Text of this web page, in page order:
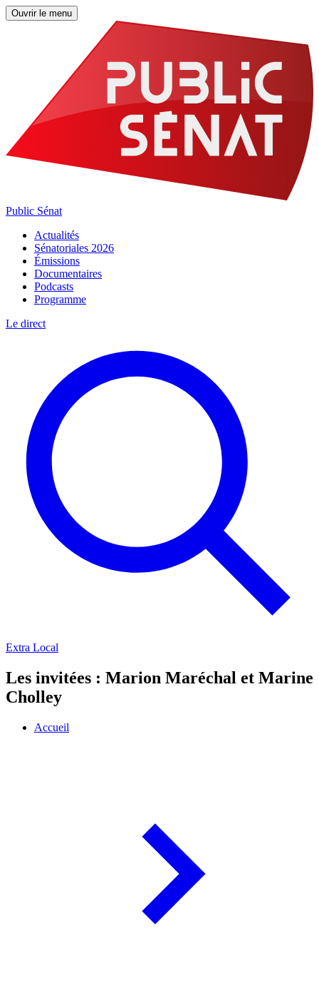
Ouvrir le menu
Public Sénat
Actualités
Sénatoriales 2026
Émissions
Documentaires
Podcasts
Programme
Le direct
Extra Local
Les invitées : Marion Maréchal et Marine
Cholley
Accueil